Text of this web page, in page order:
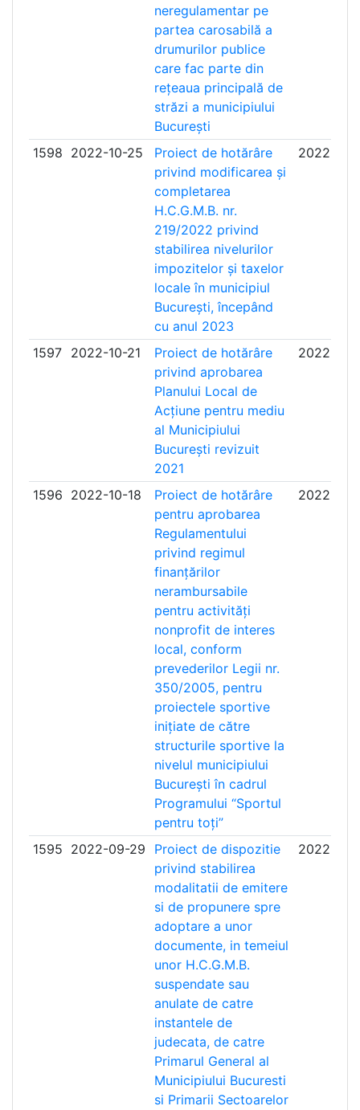
neregulamentar pe
partea carosabilă a
drumurilor publice
care fac parte din
rețeaua principală de
străzi a municipiului
București
1598 2022-10-25
Proiect de hotărâre
privind modificarea și
completarea
H.C.G.M.B. nr.
219/2022 privind
stabilirea nivelurilor
impozitelor și taxelor
locale în municipiul
București, începând
cu anul 2023
2022-11-
1597 2022-10-21
Proiect de hotărâre
privind aprobarea
Planului Local de
Acțiune pentru mediu
al Municipiului
București revizuit
2021
2022-11-
1596 2022-10-18
Proiect de hotărâre
pentru aprobarea
Regulamentului
privind regimul
finanțărilor
nerambursabile
pentru activități
nonprofit de interes
local, conform
prevederilor Legii nr.
350/2005, pentru
proiectele sportive
inițiate de către
structurile sportive la
nivelul municipiului
București în cadrul
Programului “Sportul
pentru toți”
2022-11-
1595 2022-09-29
Proiect de dispozitie
privind stabilirea
modalitatii de emitere
si de propunere spre
adoptare a unor
documente, in temeiul
unor H.C.G.M.B.
suspendate sau
anulate de catre
instantele de
judecata, de catre
Primarul General al
Municipiului Bucuresti
si Primarii Sectoarelor
2022-10-